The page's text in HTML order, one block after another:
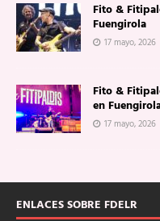
Fito &
Fuengirola
17 mayo, 2026
Fito &
en
17 mayo, 2026
ENLACES SOBRE FDELR